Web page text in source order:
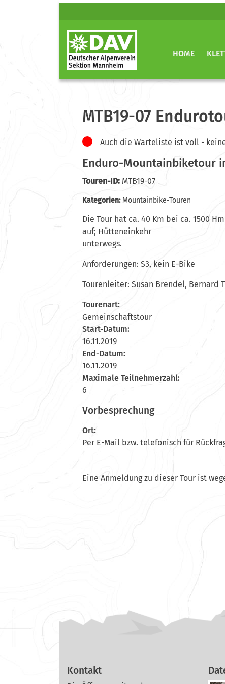
HOME
MTB19-07
Auch die Warteliste ist voll -
Enduro-Mountainbiketour
Touren-ID: MTB19-07
Kategorien: Mountainbike-Touren
Die Tour hat ca. 40 Km bei ca. 1500
auf; Hütteneinkehr
unterwegs.
Anforderungen: S3, kein E-Bike
Tourenleiter: Susan Brendel, Bernard
Tourenart:
Gemeinschaftstour
Start-Datum:
16.11.2019
End-Datum:
16.11.2019
Maximale Teilnehmerzahl:
6
Vorbesprechung
Ort:
Per E-Mail bzw. telefonisch für
Eine Anmeldung zu dieser Tour ist
Kontakt